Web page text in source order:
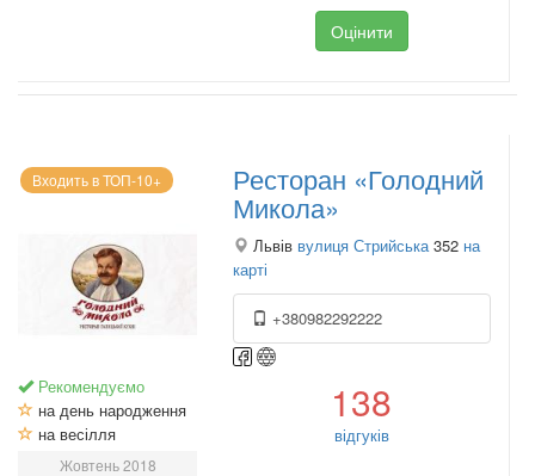
Оцінити
Входить в ТОП-10+
Рекомендуємо
на день народження
на весілля
Жовтень 2018
Ресторан «Голодний
Микола»
Львів вулиця Стрийська 352 на
карті
+380982292222
138
відгуків